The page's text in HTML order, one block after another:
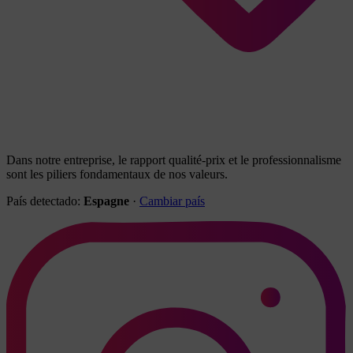
Dans notre entreprise, le rapport qualité-prix et le professionnalisme
sont les piliers fondamentaux de nos valeurs.
País detectado: Espagne · Cambiar país